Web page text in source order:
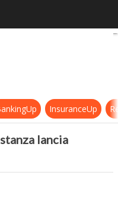
lo “squalo” Costanza
InsuranceUp
lancia